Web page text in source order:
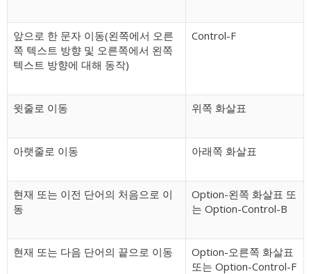
앞으로 한 문자 이동(왼쪽에서 오른
쪽 텍스트 방향 및 오른쪽에서 왼쪽
텍스트 방향에 대해 동작)
Control-F
윗줄로 이동 위쪽 화살표
아랫줄로 이동 아래쪽 화살표
현재 또는 이전 단어의 처음으로 이
동
Option-왼쪽 화살표 또
는 Option-Control-B
현재 또는 다음 단어의 끝으로 이동
Option-오른쪽 화살표
또는 Option-Control-F